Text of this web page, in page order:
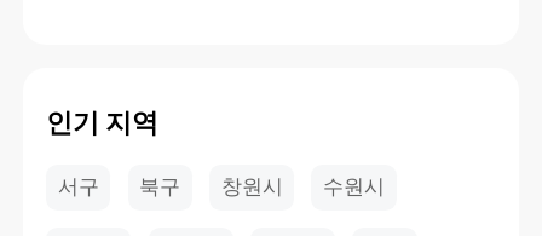
인기 지역
서구 북구 창원시 수원시